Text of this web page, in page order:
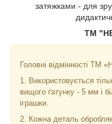
затяжками - для
ТМ
Головні відмінності ТМ
1. Використовується
вищого ґатунку - 5 мм і
іграшки.
2. Кожна деталь